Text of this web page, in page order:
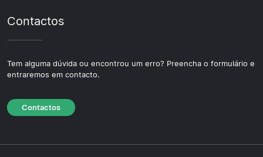
Contactos
Tem alguma dúvida ou encontrou um erro? Preencha o formulário e
entraremos em contacto.
Contactos